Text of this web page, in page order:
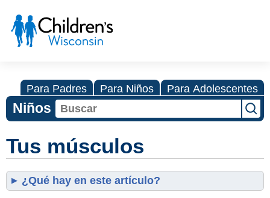
Para Padres Para Niños Para Adolescentes
Niños
Tus músculos
¿Qué hay en este artículo?